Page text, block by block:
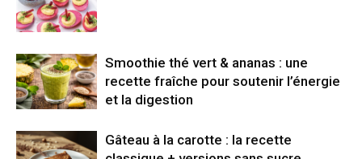
Smoothie thé vert & ananas : une
recette fraîche pour soutenir l’énergie
et la digestion
Gâteau à la carotte : la recette